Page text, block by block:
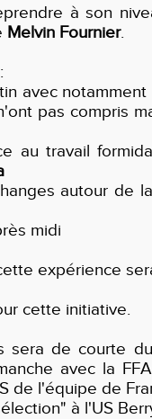
à son
Melvin Fournier.
avec
pas compris
au travail
autour de
midi
expérience
cette initiative.
sera de courte
avec la
de l'équipe de
à l'US